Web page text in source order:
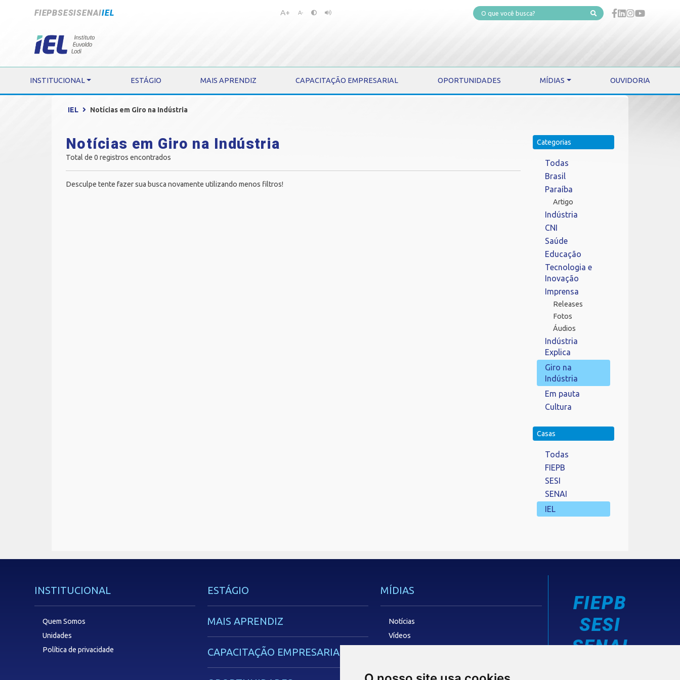
FIEPBSESISENAIIEL
Pular
Pular
A+ A-
INSTITUCIONAL ESTÁGIO MAIS APRENDIZ CAPACITAÇÃO EMPRESARIAL OPORTUNIDADES MÍDIAS OUVIDORIA
IEL Notícias em Giro na Indústria
Notícias em Giro na Indústria
Total de 0 registros encontrados
Desculpe tente fazer sua busca novamente utilizando menos filtros!
Categorias
Todas
Brasil
Paraíba
Artigo
Indústria
CNI
Saúde
Educação
Tecnologia e
Inovação
Imprensa
Releases
Fotos
Áudios
Indústria
Explica
Giro na
Indústria
Em pauta
Cultura
Casas
Todas
FIEPB
SESI
SENAI
IEL
INSTITUCIONAL
Quem Somos
Unidades
Política de privacidade
ESTÁGIO
MAIS APRENDIZ
CAPACITAÇÃO EMPRESARIAL
MÍDIAS
Notícias
Vídeos
FIEPB
SESI
SENAI